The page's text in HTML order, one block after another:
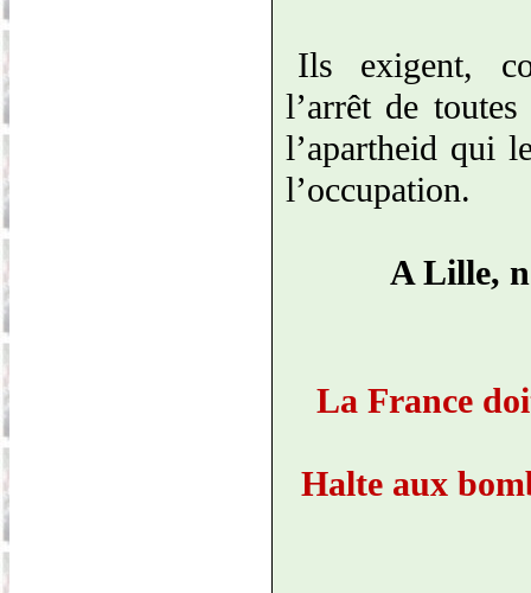
Ils exigent,
l’arrêt de
l’apartheid qui
l’occupation.
A Lille,
La France
Halte aux